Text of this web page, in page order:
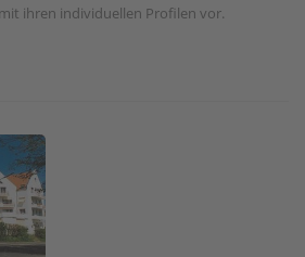
ihren individuellen Profilen vor.